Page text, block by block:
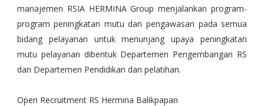
manajemen RSIA HERMINA Group menjalankan program-
program peningkatan mutu dan pengawasan pada semua
bidang pelayanan untuk menunjang upaya peningkatan
mutu pelayanan dibentuk Departemen Pengembangan RS
dan Departemen Pendidikan dan pelatihan.
Open Recruitment RS Hermina Balikpapan